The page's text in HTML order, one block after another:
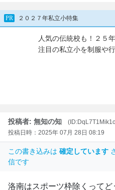
投稿者: 無知の知
投稿日時：2025年 07月 28日 08:19
この書き込みは 確定しています
信です
洛南はスポーツ枠除くって